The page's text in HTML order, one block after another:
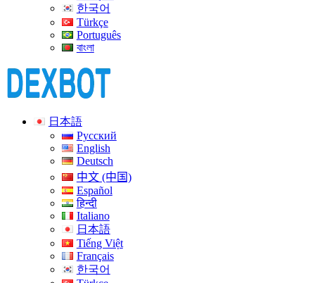
한국어
Türkçe
Português
বাংলা
日本語
Русский
English
Deutsch
中文 (中国)
Español
हिन्दी
Italiano
日本語
Tiếng Việt
Français
한국어